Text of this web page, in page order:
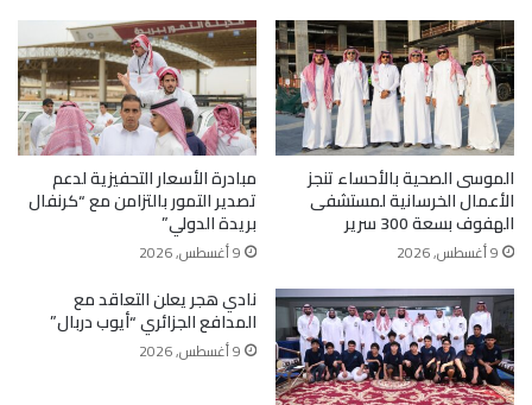
الموسى الصحية بالأحساء تنجز
الأعمال الخرسانية لمستشفى
الهفوف بسعة 300 سرير
9 أغسطس, 2026
مبادرة الأسعار التحفيزية لدعم
تصدير التمور بالتزامن مع “كرنفال
بريدة الدولي”
9 أغسطس, 2026
نادي هجر يعلن التعاقد مع
المدافع الجزائري “أيوب دربال”
9 أغسطس, 2026